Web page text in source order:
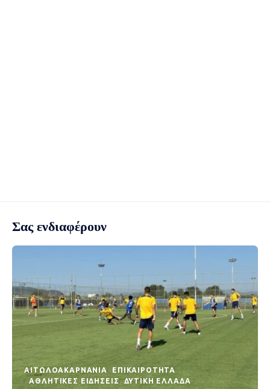
Σας ενδιαφέρουν
AΙΤΩΛΟΑΚΑΡΝΑΝΊΑ
EΠΙΚΑΙΡΌΤΗΤΑ
ΑΘΛΗΤΙΚΈΣ ΕΙΔΉΣΕΙΣ
ΔΥΤΙΚΉ ΕΛΛΆΔΑ